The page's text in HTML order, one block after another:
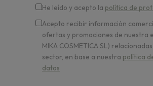
He leído y acepto la política de
Acepto recibir información
ofertas y promociones de nuestra
MIKA COSMETICA SL)
sector, en base a nuestra política
datos